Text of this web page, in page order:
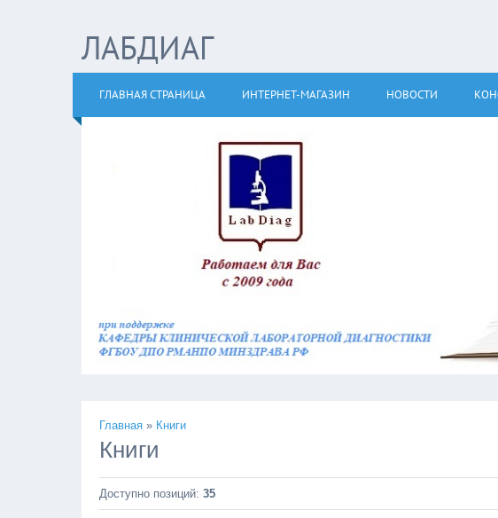
ЛАБДИАГ
ГЛАВНАЯ СТРАНИЦА ИНТЕРНЕТ-МАГАЗИН НОВОСТИ
Главная » Книги
Книги
Доступно позиций: 35